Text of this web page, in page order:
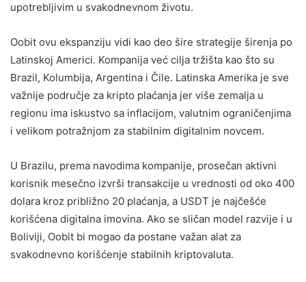
upotrebljivim u svakodnevnom životu.
Oobit ovu ekspanziju vidi kao deo šire strategije širenja po
Latinskoj Americi. Kompanija već cilja tržišta kao što su
Brazil, Kolumbija, Argentina i Čile. Latinska Amerika je sve
važnije područje za kripto plaćanja jer više zemalja u
regionu ima iskustvo sa inflacijom, valutnim ograničenjima
i velikom potražnjom za stabilnim digitalnim novcem.
U Brazilu, prema navodima kompanije, prosečan aktivni
korisnik mesečno izvrši transakcije u vrednosti od oko 400
dolara kroz približno 20 plaćanja, a USDT je najčešće
korišćena digitalna imovina. Ako se sličan model razvije i u
Boliviji, Oobit bi mogao da postane važan alat za
svakodnevno korišćenje stabilnih kriptovaluta.